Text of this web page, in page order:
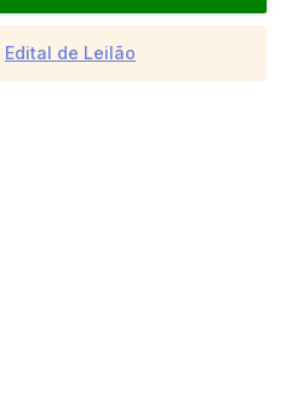
Edital de Leilão